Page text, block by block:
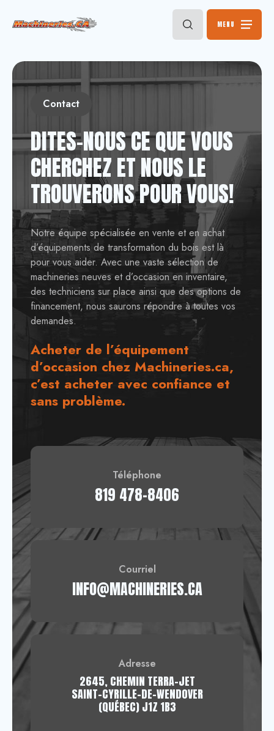
MENU
Contact
DITES-NOUS CE QUE VOUS
CHERCHEZ ET NOUS LE
TROUVERONS POUR VOUS!
Notre équipe spécialisée en vente et en achat
d’équipements de transformation du bois est là
pour vous aider. Avec une vaste sélection de
machineries neuves et d’occasion en inventaire,
des techniciens sur place ainsi que des options de
financement, nous saurons répondre à toutes vos
demandes.
Acheter de l’équipement
d’occasion chez Machineries.ca,
c’est acheter avec confiance et
sans problème.
Téléphone
819 478-8406
Courriel
INFO@MACHINERIES.CA
Adresse
2645, CHEMIN TERRA-JET
SAINT-CYRILLE-DE-WENDOVER
(QUÉBEC) J1Z 1B3